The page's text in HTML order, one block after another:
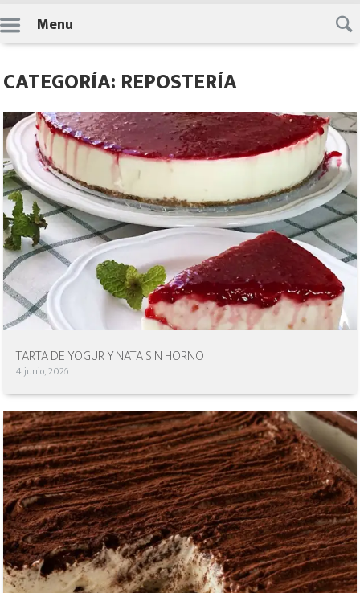
Skip
to
content
Menu
CATEGORÍA: REPOSTERÍA
TARTA DE YOGUR Y NATA SIN HORNO
4 junio, 2026